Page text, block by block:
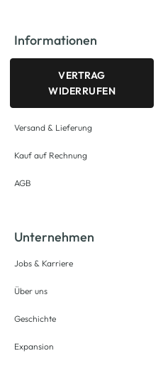
Informationen
VERTRAG
WIDERRUFEN
Versand & Lieferung
Kauf auf Rechnung
AGB
Unternehmen
Jobs & Karriere
Über uns
Geschichte
Expansion